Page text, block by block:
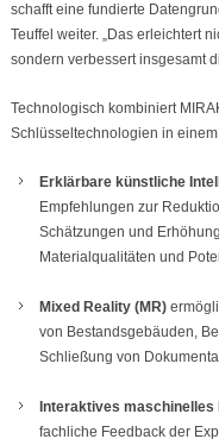
schafft eine fundierte
Teuffel weiter. „Das erleichtert
sondern verbessert insgesamt
Technologisch kombiniert
Schlüsseltechnologien in
Erklärbare künstliche
Empfehlungen zur
Schätzungen und
Materialqualitäten und
Mixed Reality (MR)
von Bestandsgebäuden,
Schließung von
Interaktives maschinelles
fachliche Feedback der